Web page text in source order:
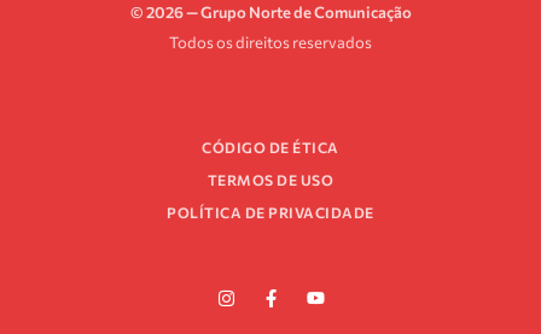
© 2026 — Grupo Norte de Comunicação
Todos os direitos reservados
CÓDIGO DE ÉTICA
TERMOS DE USO
POLÍTICA DE PRIVACIDADE